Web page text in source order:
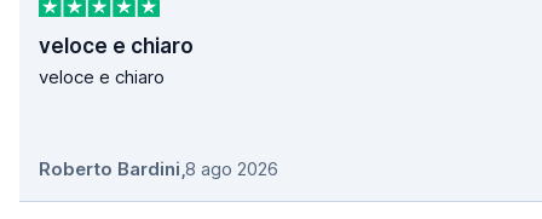
veloce e chiaro
veloce e chiaro
Roberto Bardini,8 ago 2026